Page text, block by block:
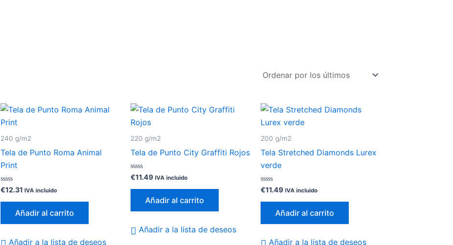
240 g/m2
Tela de Punto Roma Animal
Print
Valorado
0
€12.31 IVA incluido
Añadir al carrito
Añadir a la lista de deseos
220 g/m2
Tela de Punto City Graffiti Rojos
Valorado
0
€11.49 IVA incluido
Añadir al carrito
Añadir a la lista de deseos
200 g/m2
Tela Stretched Diamonds Lurex
verde
Valorado
0
€11.49 IVA incluido
Añadir al carrito
Añadir a la lista de deseos